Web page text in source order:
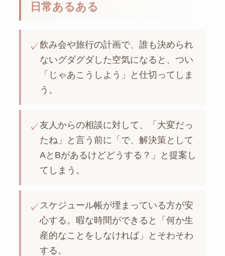
日常あるある
✓飲み会や旅行の計画で、誰も決められ
ないグダグダした空気になると、つい
「じゃあこうしよう」と仕切ってしま
う。
✓友人からの相談に対して、「大変だっ
たね」と言う前に「で、解決策として
AとBがあるけどどうする？」と提案し
てしまう。
✓ スケジュール帳が埋まっている方が安
心する。暇な時間ができると「何か生
産的なことをしなければ」とそわそわ
する。